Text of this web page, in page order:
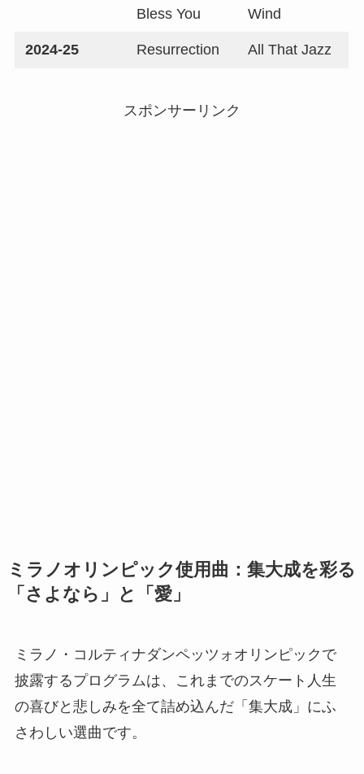
Bless You Wind
2024-25 Resurrection All That Jazz
スポンサーリンク
ミラノオリンピック使用曲：集大成を彩る
「さよなら」と「愛」
ミラノ・コルティナダンペッツォオリンピックで
披露するプログラムは、これまでのスケート人生
の喜びと悲しみを全て詰め込んだ「集大成」にふ
さわしい選曲です。